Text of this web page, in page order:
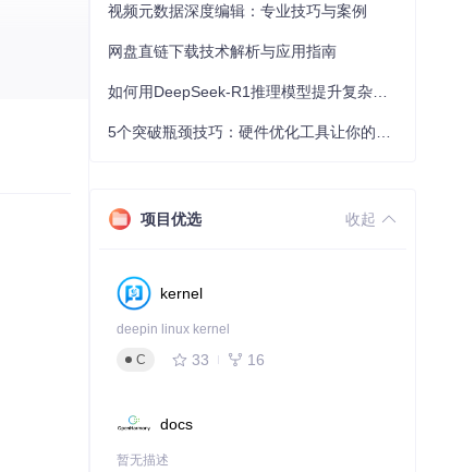
视频元数据深度编辑：专业技巧与案例
网盘直链下载技术解析与应用指南
项目优选 收起
kernel
deepin linux kernel
C
33 16
docs
暂无描述